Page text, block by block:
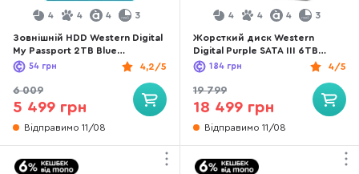
4 4 4 3
Зовнішній HDD Western Digital
My Passport 2TB Blue
(WDBYVG0020BBL-WESN)
4,2/5
54 грн
6 009
5 499 грн
Відправимо 11/08
4 4 4 3
Жорсткий диск Western
Digital Purple SATA III 6TB
(WD64PURZ)
4/5
184 грн
19 799
18 499 грн
Відправимо 11/08